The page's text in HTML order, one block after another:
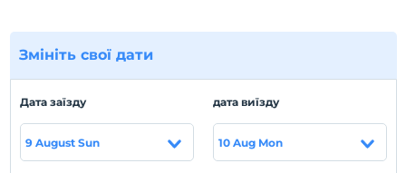
şehrin en hareketli caddesinde denize sıfır mesafedeki
Dome Hotel, 1937'den beri değerli misafirlerine en iyi
Місцезнаходження
Girne Kalesi'ne ve şehir merkezine 100 metre
mesafededir.
Змініть свої дати
Дата заїзду
9 August Sun
дата виїзду
10 Aug Mon